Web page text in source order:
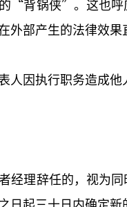
“背锅侠”。这也
部产生的法律效果
因执行职务造成
经理辞任的，视为
日起三十日内确定新